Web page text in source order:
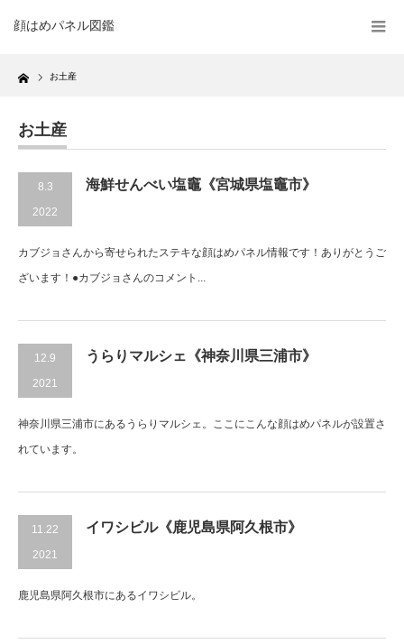
顔はめパネル図鑑
Home お土産
お土産
8.3
2022
海鮮せんべい塩竈《宮城県塩竈市》
カブジョさんから寄せられたステキな顔はめパネル情報です！ありがとうご
ざいます！●カブジョさんのコメント...
12.9
2021
うらりマルシェ《神奈川県三浦市》
神奈川県三浦市にあるうらりマルシェ。ここにこんな顔はめパネルが設置さ
れています。
11.22
2021
イワシビル《鹿児島県阿久根市》
鹿児島県阿久根市にあるイワシビル。